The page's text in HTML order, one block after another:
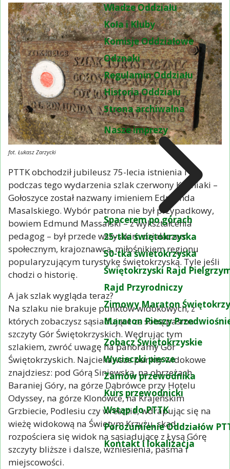
Władze Oddziału
Koła i Kluby
Komisje Oddziałowe
Odznaki
Regulamin Oddziału
Historia Oddziału
Strona archiwalna
Nasze imprezy
Spacerem po górach
25-tka świętokrzyska
50-tka świetokrzyska
Świętokrzyski Rajd
Rajd Przyrodniczy
Zimowy Maraton
Maraton Pieszy
Zobacz Świętokrzyskie
Wycieczki piesze
Zamów przewodnika
Kurs przewodnicki
Wstąp do PTTK
Porozumienie Oddziałów
Kontakt i lokalizacja
fot. Łukasz Zarzycki
PTTK obchodził jubileusz 75-lecia istnienia i
podczas tego wydarzenia szlak czerwony Kuźniaki –
Gołoszyce został nazwany imieniem Edmunda
Masalskiego. Wybór patrona nie był przypadkowy,
bowiem Edmund Massalski – z wykształcenia
pedagog – był przede wszystkim działaczem
społecznym, krajoznawcą, miłośnikiem regionu
popularyzującym turystykę świętokrzyską. Tyle jeśli
chodzi o historię.
A jak szlak wygląda teraz?
Na szlaku nie brakuje punktów widokowych, z
których zobaczysz sąsiadujące ze sobą pasma i
szczyty Gór Świętokrzyskich. Wędrując tym
szlakiem, zwróć uwagę na panoramy Gór
Świętokrzyskich. Najciekawsze punkty widokowe
znajdziesz: pod Górą Siniewską, na obrzeżach
Baraniej Góry, na górze Dąbrówce przy Hotelu
Odyssey, na górze Klonówce, na Krajeńskim
Grzbiecie, Podlesiu czy wreszcie, wdrapując się na
wieżę widokową na Świętym Krzyżu, skąd
rozpościera się widok na sąsiadujące z Łysą Górę
szczyty bliższe i dalsze, wzniesienia, pasma i
miejscowości.